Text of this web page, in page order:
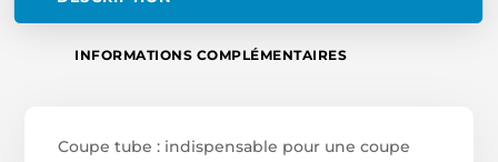
INFORMATIONS COMPLÉMENTAIRES
Coupe tube : indispensable pour une coupe